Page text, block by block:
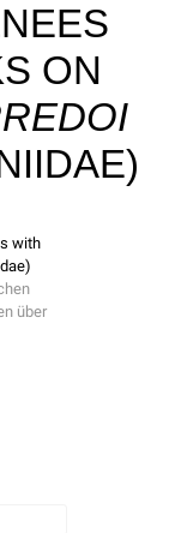
ON
with
über